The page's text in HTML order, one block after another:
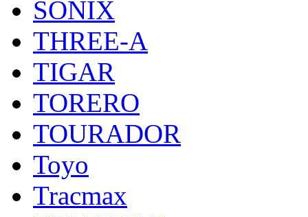
SONIX
THREE-A
TIGAR
TORERO
TOURADOR
Toyo
Tracmax